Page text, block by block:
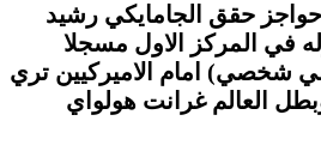
110 امتار حواجز حقق الجامايكي رشيد
في المركز الاول مسجلا
قياسي شخصي) امام الاميركيين تري
(13.10 ث) وبطل العالم غرانت هولواي